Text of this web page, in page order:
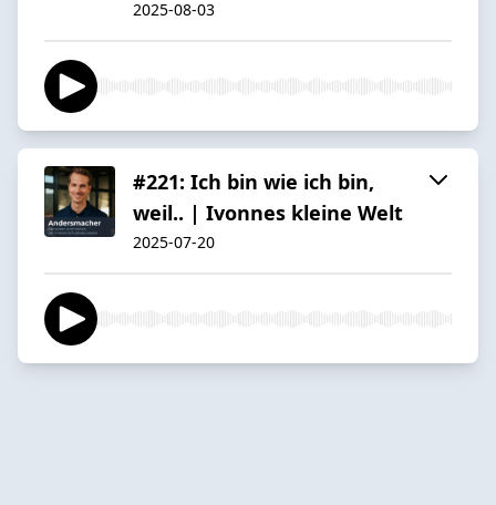
2025-08-03
#221: Ich bin wie ich bin,
weil.. | Ivonnes kleine Welt
2025-07-20